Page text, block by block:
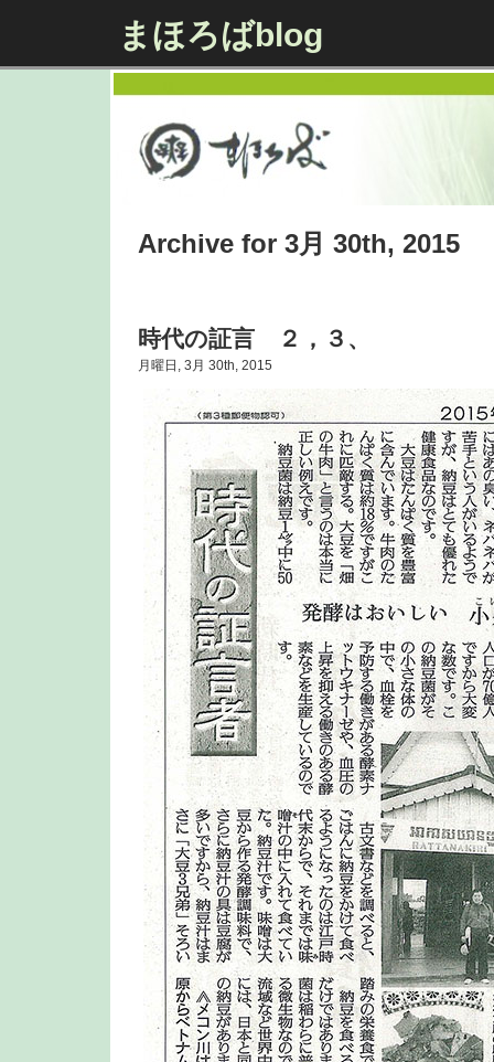
まほろばblog
Archive for 3月 30th, 2015
時代の証言 ２，３、
月曜日, 3月 30th, 2015